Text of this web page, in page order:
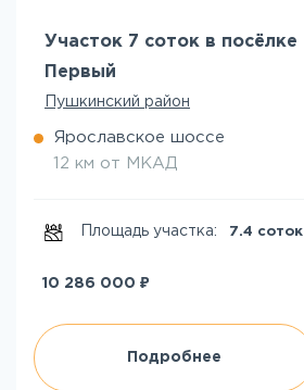
Участок 7 соток в посёлке
Первый
Пушкинский район
Ярославское шоссе
12 км от МКАД
Площадь участка: 7.4 соток
10 286 000 ₽
Подробнее